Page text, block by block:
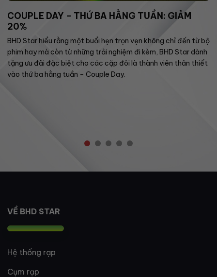
COUPLE DAY – THỨ BA HẰNG TUẦN: GIẢM
20%
BHD Star hiểu rằng một buổi hẹn trọn vẹn không chỉ đến từ bộ
phim hay mà còn từ những trải nghiệm đi kèm, BHD Star dành
tặng ưu đãi đặc biệt cho các cặp đôi là thành viên thân thiết
vào thứ ba hằng tuần – Couple Day.
VỀ BHD STAR
Hệ thống rạp
Cụm rạp